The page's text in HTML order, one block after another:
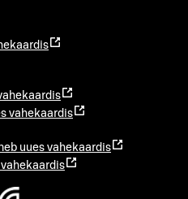
vahekaardis
uues vahekaardis